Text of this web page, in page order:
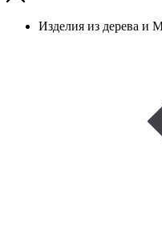
Изделия из дерева и